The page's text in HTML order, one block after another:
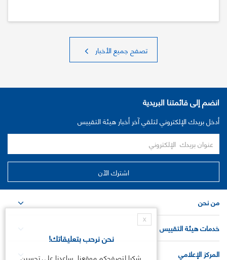
تصفح جميع الأخبار
انضم إلى قائمتنا البريدية
أدخل بريدك الإلكتروني لتلقي آخر أخبار هيئة التقييس
من نحن
خدمات هيئة التقييس
المركز الإعلامي
X
نحن نرحب بتعليقاتك!
شكرا لتصفحكم موقعنا. ساعدنا على تحسين